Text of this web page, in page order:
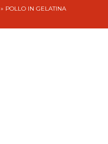
» POLLO IN GELATINA